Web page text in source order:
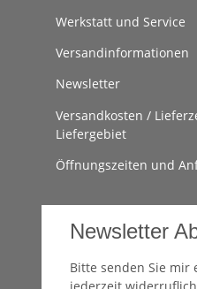
Werkstatt und Service
Versandinformationen
Newsletter
Versandkosten /
Liefergebiet
Öffnungszeiten und
Newsletter
Bitte senden Sie